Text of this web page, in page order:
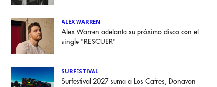
ALEX WARREN
Alex Warren adelanta su próximo disco con el
single "RESCUER"
SURFESTIVAL
Surfestival 2027 suma a Los Cafres, Donavon